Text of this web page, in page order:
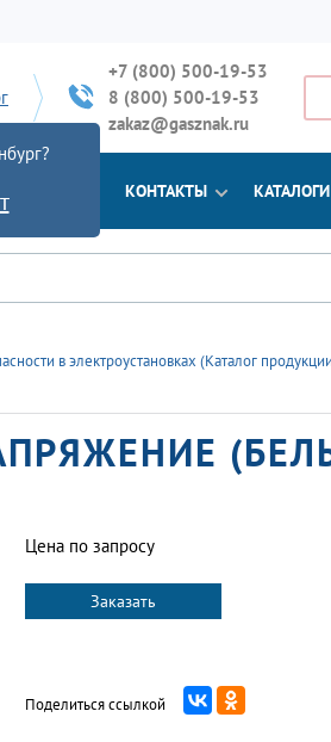
+7 (800) 500-19-53
8 (800) 500-19-53
zakaz@gasznak.ru
КОНТАКТЫ КАТАЛОГИ
в электроустановках (Каталог
Цена по запросу
Заказать
Поделиться ссылкой